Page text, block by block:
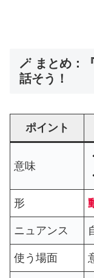
🪄 まとめ：
話そう！
ポイント
意味
形
ニュアンス
使う場面